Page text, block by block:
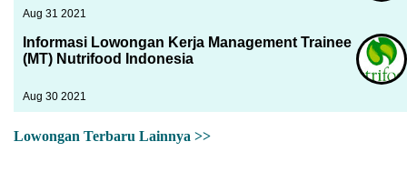
Aug 31 2021
Informasi Lowongan Kerja Management Trainee
(MT) Nutrifood Indonesia
Aug 30 2021
Lowongan Terbaru Lainnya >>